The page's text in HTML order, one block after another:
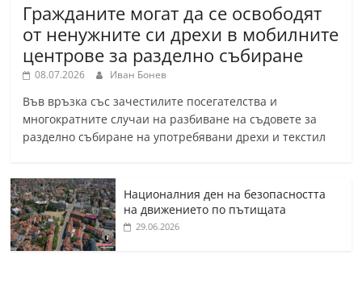
Гражданите могат да се освободят
от ненужните си дрехи в мобилните
центрове за разделно събиране
08.07.2026 Иван Бонев
Във връзка със зачестилите посегателства и
многократните случаи на разбиване на съдовете за
разделно събиране на употребявани дрехи и текстил
Националния ден на безопасността
на движението по пътищата
29.06.2026